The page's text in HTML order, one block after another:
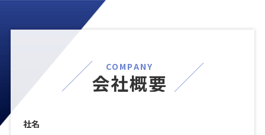
COMPANY
会社概要
社名